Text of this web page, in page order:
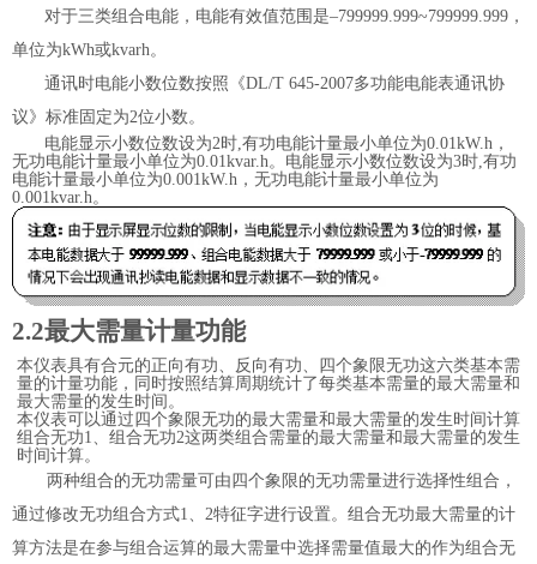
对于三类组合电能，电能有效值范围是–799999.999~799999.999 ，
单位为kWh或kvarh。
通讯时电能小数位数按照《DL/T 645-2007多功能电能表通讯协
议》标准固定为2位小数。
电能显示小数位数设为2时,有功电能计量最小单位为0.01kW.h ，
无功电能计量最小单位为0.01kvar.h。电能显示小数位数设为3时,有功
电能计量最小单位为0.001kW.h ，无功电能计量最小单位为
0.001kvar.h。
2.2最大需量计量功能
本仪表具有合元的正向有功、反向有功、四个象限无功这六类基本需
量的计量功能，同时按照结算周期统计了每类基本需量的最大需量和
最大需量的发生时间。
本仪表可以通过四个象限无功的最大需量和最大需量的发生时间计算
组合无功1 、组合无功2这两类组合需量的最大需量和最大需量的发生
时间计算。
两种组合的无功需量可由四个象限的无功需量进行选择性组合，
通过修改无功组合方式1 2特征字进行设置。 组合无功最大需量的计
算方法是在参与组合运算的最大需量中选择需量值最大的作为组合无